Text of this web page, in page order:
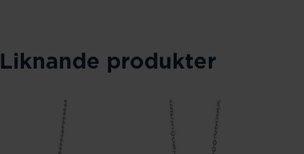
Liknande produkter